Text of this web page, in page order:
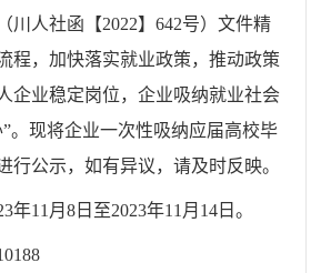
川人社函【2022】642号）文件精
程，加快落实就业政策，推动政策
企业稳定岗位，企业吸纳就业社会
。现将企业一次性吸纳应届高校毕
行公示，如有异议，请及时反 映。
3年11 月8 日至2023年11 月 14 日。